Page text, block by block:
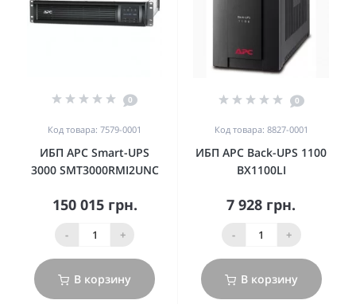
0
Код товара: 7579-0001
ИБП APC Smart-UPS
3000 SMT3000RMI2UNC
150 015 грн.
- +
В корзину
0
Код товара: 8827-0001
ИБП APC Back-UPS 1100
BX1100LI
7 928 грн.
- +
В корзину